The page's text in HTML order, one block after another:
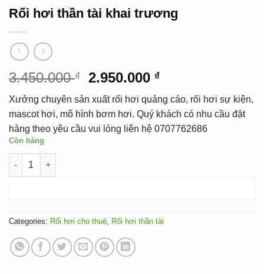
Rối hơi thần tài khai trương
3.450.000₫
Original
price
was:
3.450.000 ₫.
2.950.000 ₫Current
price
is:
2.950.000 ₫.
Xưởng chuyên sản xuất rối hơi quảng cáo, rối hơi sự kiện,
mascot hơi, mô hình bơm hơi. Quý khách có nhu cầu đặt
hàng theo yêu cầu vui lòng liên hệ 0707762686
Còn hàng
Rối hơi thần tài khai trương quantity
Categories: Rối hơi cho thuê Rối hơi thần tài